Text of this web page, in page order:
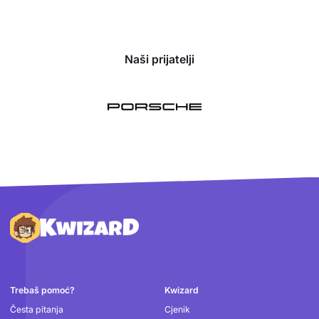
Naši prijatelji
Podnožje
Trebaš pomoć?
Česta pitanja
Kwizard
Cjenik